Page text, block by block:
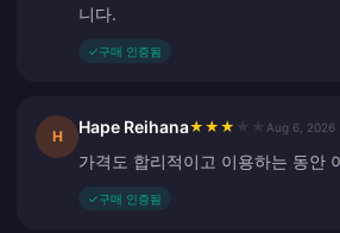
니다.
✓구매 인증됨
H Hape Reihana★ ★ ★ Aug 6, 2026
가격도 합리적이고 이용하는 동안
✓구매 인증됨